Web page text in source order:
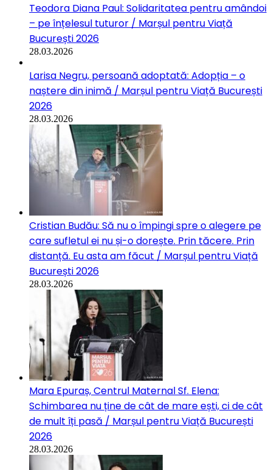
Teodora Diana Paul: Solidaritatea pentru amândoi
– pe înțelesul tuturor / Marșul pentru Viață
București 2026
28.03.2026
Larisa Negru, persoană adoptată: Adopția – o
naștere din inimă / Marșul pentru Viață București
2026
28.03.2026
Cristian Budău: Să nu o împingi spre o alegere pe
care sufletul ei nu și-o dorește. Prin tăcere. Prin
distanță. Eu asta am făcut / Marșul pentru Viață
București 2026
28.03.2026
Mara Epuraș, Centrul Maternal Sf. Elena:
Schimbarea nu ține de cât de mare ești, ci de cât
de mult îți pasă / Marșul pentru Viață București
2026
28.03.2026